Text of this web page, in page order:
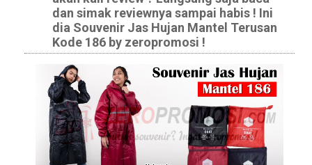
dan simak reviewnya sampai habis ! Ini
dia Souvenir Jas Hujan Mantel Terusan
Kode 186 by zeropromosi !